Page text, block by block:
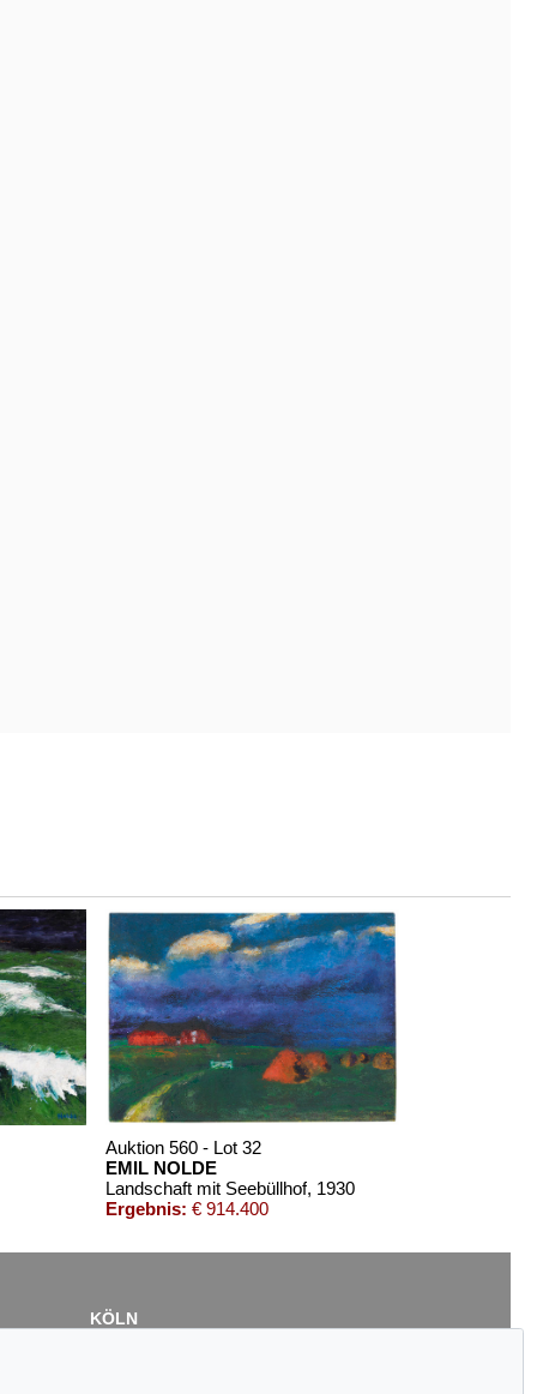
Auktion 560 - Lot 32
EMIL NOLDE
Landschaft mit Seebüllhof, 1930
Ergebnis: € 914.400
KÖLN